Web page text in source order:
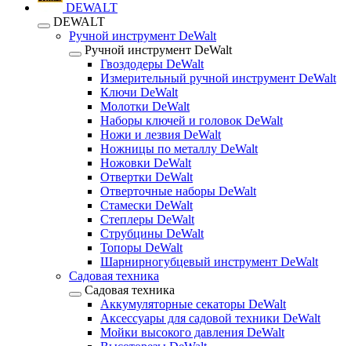
DEWALT
DEWALT
Ручной инструмент DeWalt
Ручной инструмент DeWalt
Гвоздодеры DeWalt
Измерительный ручной инструмент DeWalt
Ключи DeWalt
Молотки DeWalt
Наборы ключей и головок DeWalt
Ножи и лезвия DeWalt
Ножницы по металлу DeWalt
Ножовки DeWalt
Отвертки DeWalt
Отверточные наборы DeWalt
Стамески DeWalt
Степлеры DeWalt
Струбцины DeWalt
Топоры DeWalt
Шарнирногубцевый инструмент DeWalt
Садовая техника
Садовая техника
Аккумуляторные секаторы DeWalt
Аксессуары для садовой техники DeWalt
Мойки высокого давления DeWalt